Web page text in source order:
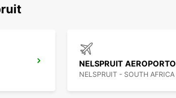
NELSPRUIT AEROPORTO
NELSPRUIT - SOUTH AFRICA